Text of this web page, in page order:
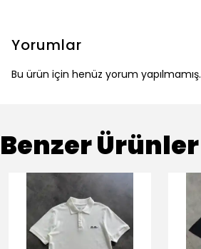
Yorumlar
Bu ürün için henüz yorum yapılmamış.
Benzer Ürünler